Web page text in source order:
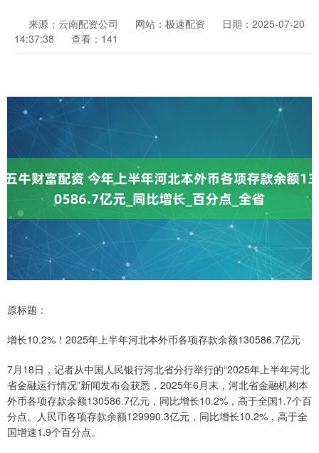
来源：云南配资公司 网站：极速配资
日期：2025-07-20
14:37:38
查看：141
原标题：
增长10.2%！2025年上半年河北本外币各项存款余额130586.7亿元
7月18日，记者从中国人民银行河北省分行举行的“2025年上半年河北
省金融运行情况”新闻发布会获悉，2025年6月末，河北省金融机构本
外币各项存款余额130586.7亿元，同比增长10.2%，高于全国1.7个百
分点。人民币各项存款余额129990.3亿元，同比增长10.2%，高于全
国增速1.9个百分点。